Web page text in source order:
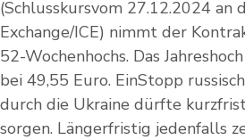
(Schlusskursvom 27.12.2024
Exchange/ICE) nimmt der
52-Wochenhochs. Das
bei 49,55 Euro. EinStopp
durch die Ukraine dürfte
sorgen. Längerfristig jedenfalls